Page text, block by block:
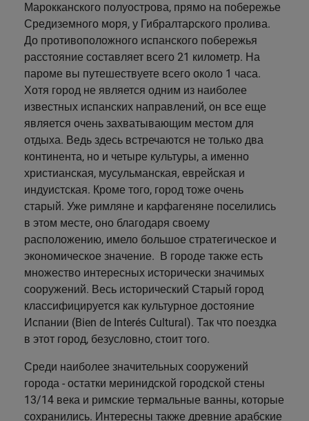
Гибралтар
Каталония
Барселона
Жирона
Перпиньян
Ла-Риоха
Лурд
Мадрид
Малага
Мелилья
Мурсия
Наварра
Памплона
Реус
Марокканского полуострова, прямо на побережье
Средиземного моря, у Гибралтарского пролива.
До противоположного испанского побережья
расстояние составляет всего 21 километр. На
пароме вы путешествуете всего около 1 часа.
Хотя город не является одним из наиболее
известных испанских направлений, он все еще
является очень захватывающим местом для
отдыха. Ведь здесь встречаются не только два
континента, но и четыре культуры, а именно
христианская, мусульманская, еврейская и
индуистская. Кроме того, город тоже очень
старый. Уже римляне и карфагеняне поселились
в этом месте, оно благодаря своему
расположению, имело большое стратегическое и
экономическое значение. В городе также есть
множество интересных исторически значимых
сооружений. Весь исторический Старый город
классифицируется как культурное достояние
Испании (Bien de Interés Cultural). Так что поездка
в этот город, безусловно, стоит того.
Среди наиболее значительных сооружений
города - остатки меринидской городской стены
13/14 века и римские термальные ванны, которые
сохранились. Интересны также древние арабские